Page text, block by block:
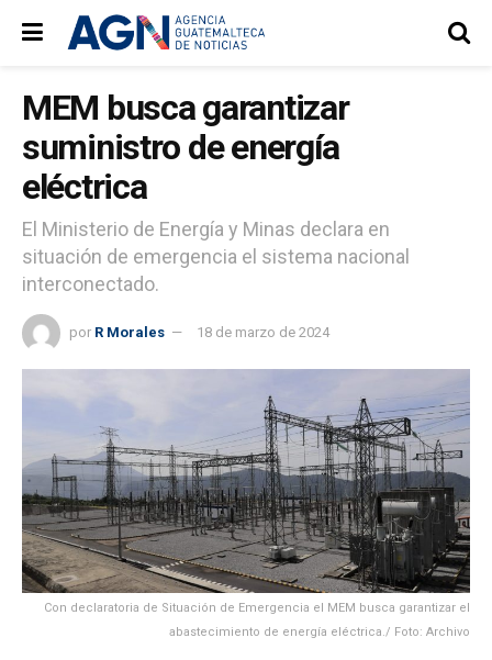
MEM busca garantizar
suministro de energía
eléctrica
El Ministerio de Energía y Minas declara en
situación de emergencia el sistema nacional
interconectado.
por R Morales 18 de marzo de 2024
Con declaratoria de Situación de Emergencia el MEM busca garantizar el
abastecimiento de energía eléctrica./ Foto: Archivo